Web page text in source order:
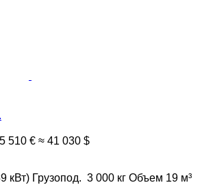
510 € ≈ 41 030 $
кВт) Грузопод. 3 000 кг Объем 19 м³